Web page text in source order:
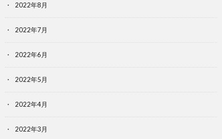
2022年8月
2022年7月
2022年6月
2022年5月
2022年4月
2022年3月